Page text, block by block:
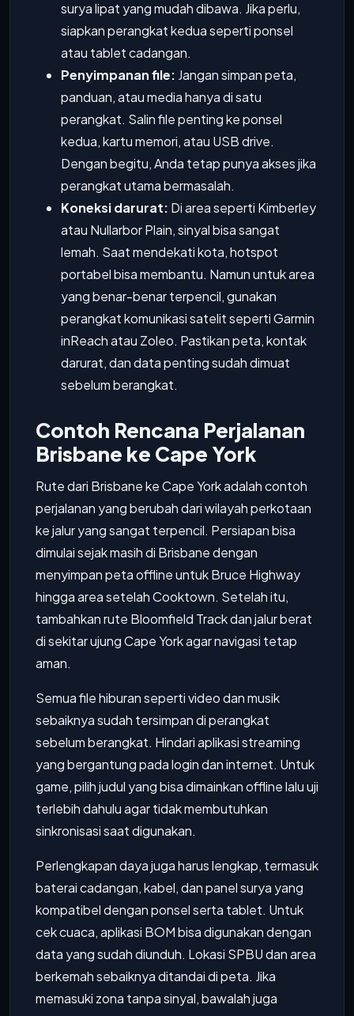
surya lipat yang mudah dibawa. Jika perlu,
siapkan perangkat kedua seperti ponsel
atau tablet cadangan.
Penyimpanan file: Jangan simpan peta,
panduan, atau media hanya di satu
perangkat. Salin file penting ke ponsel
kedua, kartu memori, atau USB drive.
Dengan begitu, Anda tetap punya akses jika
perangkat utama bermasalah.
Koneksi darurat: Di area seperti Kimberley
atau Nullarbor Plain, sinyal bisa sangat
lemah. Saat mendekati kota, hotspot
portabel bisa membantu. Namun untuk area
yang benar-benar terpencil, gunakan
perangkat komunikasi satelit seperti Garmin
inReach atau Zoleo. Pastikan peta, kontak
darurat, dan data penting sudah dimuat
sebelum berangkat.
Contoh Rencana Perjalanan
Brisbane ke Cape York
Rute dari Brisbane ke Cape York adalah contoh
perjalanan yang berubah dari wilayah perkotaan
ke jalur yang sangat terpencil. Persiapan bisa
dimulai sejak masih di Brisbane dengan
menyimpan peta offline untuk Bruce Highway
hingga area setelah Cooktown. Setelah itu,
tambahkan rute Bloomfield Track dan jalur berat
di sekitar ujung Cape York agar navigasi tetap
aman.
Semua file hiburan seperti video dan musik
sebaiknya sudah tersimpan di perangkat
sebelum berangkat. Hindari aplikasi streaming
yang bergantung pada login dan internet. Untuk
game, pilih judul yang bisa dimainkan offline lalu uji
terlebih dahulu agar tidak membutuhkan
sinkronisasi saat digunakan.
Perlengkapan daya juga harus lengkap, termasuk
baterai cadangan, kabel, dan panel surya yang
kompatibel dengan ponsel serta tablet. Untuk
cek cuaca, aplikasi BOM bisa digunakan dengan
data yang sudah diunduh. Lokasi SPBU dan area
berkemah sebaiknya ditandai di peta. Jika
memasuki zona tanpa sinyal, bawalah juga